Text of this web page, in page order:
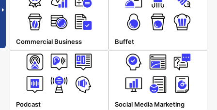
Commercial Business Buffet
Podcast Social Media Marketing